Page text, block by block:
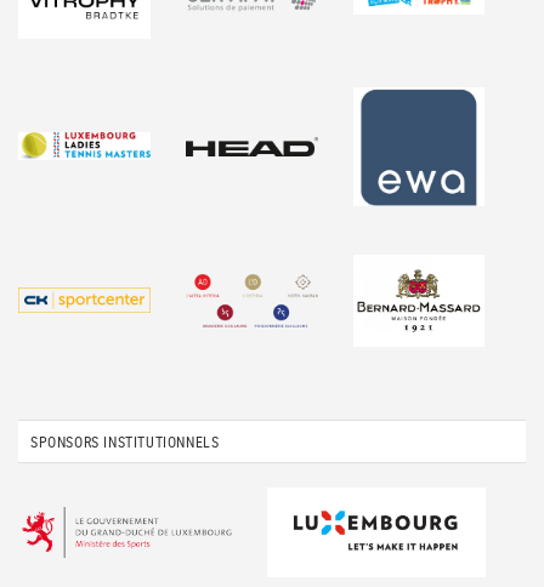
SPONSORS INSTITUTIONNELS